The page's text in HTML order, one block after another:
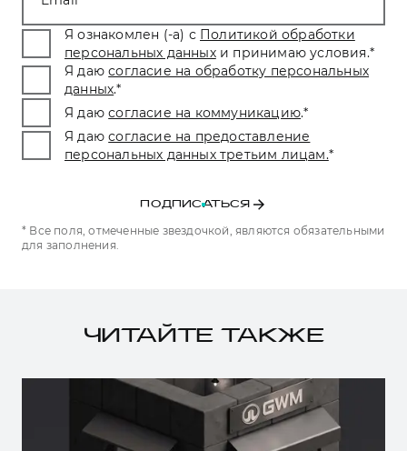
Я ознакомлен (-а) с Политикой обработки
персональных данных и принимаю условия.*
Я даю согласие на обработку персональных
данных.*
Я даю согласие на коммуникацию.*
Я даю согласие на предоставление
персональных данных третьим лицам.*
ПОДПИСАТЬСЯ
* Все поля, отмеченные звездочкой, являются обязательными
для заполнения.
ЧИТАЙТЕ ТАКЖЕ